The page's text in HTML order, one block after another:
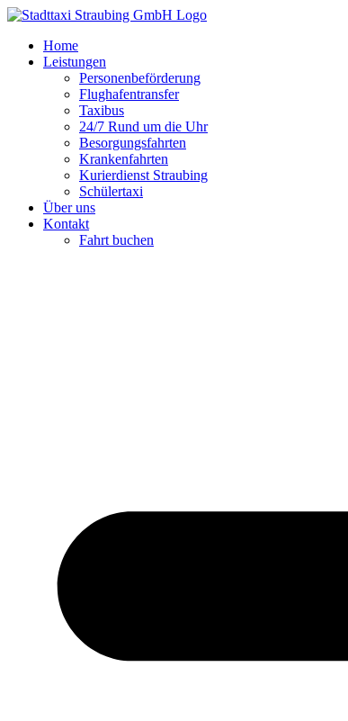
Zum
springenHome
Leistungen
Personenbeförderung
Flughafentransfer
Taxibus
24/7 Rund um die Uhr
Besorgungsfahrten
Krankenfahrten
Kurierdienst Straubing
Schülertaxi
Über uns
Kontakt
Fahrt buchen